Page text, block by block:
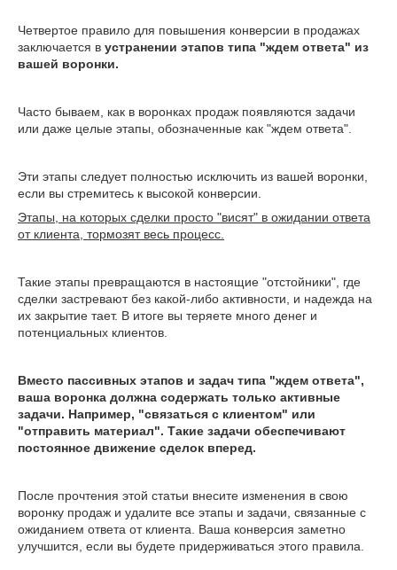
Четвертое правило для повышения конверсии в продажах
заключается в устранении этапов типа "ждем ответа" из
вашей воронки.
Часто бываем, как в воронках продаж появляются задачи
или даже целые этапы, обозначенные как "ждем ответа".
Эти этапы следует полностью исключить из вашей воронки,
если вы стремитесь к высокой конверсии.
Этапы, на которых сделки просто "висят" в ожидании ответа
от клиента, тормозят весь процесс.
Такие этапы превращаются в настоящие "отстойники", где
сделки застревают без какой-либо активности, и надежда на
их закрытие тает. В итоге вы теряете много денег и
потенциальных клиентов.
Вместо пассивных этапов и задач типа "ждем ответа",
ваша воронка должна содержать только активные
задачи. Например, "связаться с клиентом" или
"отправить материал". Такие задачи обеспечивают
постоянное движение сделок вперед.
После прочтения этой статьи внесите изменения в свою
воронку продаж и удалите все этапы и задачи, связанные с
ожиданием ответа от клиента. Ваша конверсия заметно
улучшится, если вы будете придерживаться этого правила.